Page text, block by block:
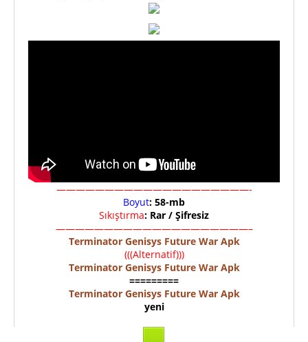
————————————————————-
Boyut: 58-mb
Sıkıştırma: Rar / Şifresiz
————————————————————–
Terminator Genisys Future War Apk
(((Alternatif)))
Terminator Genisys Future War Apk
=========
Terminator Genisys Future War Apk
yeni